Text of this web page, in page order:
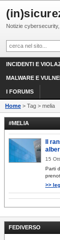
Notizie
INCIDENTI E
MALWARE E
I FORUMS
Home > Tag > melia
FEDIVERSO
#MELIA
Il
15
Parti
>>